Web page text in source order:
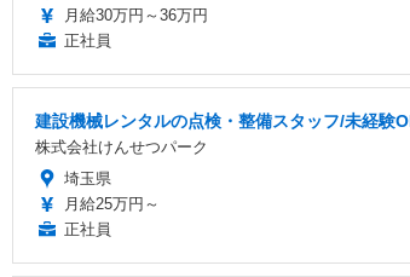
月給30万円～36万円
正社員
建設機械レンタルの点検・整備スタッフ/未経験
株式会社けんせつパーク
埼玉県
月給25万円～
正社員